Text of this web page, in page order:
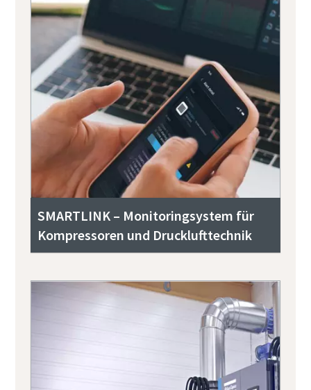
SMARTLINK – Monitoringsystem für
Kompressoren und Drucklufttechnik